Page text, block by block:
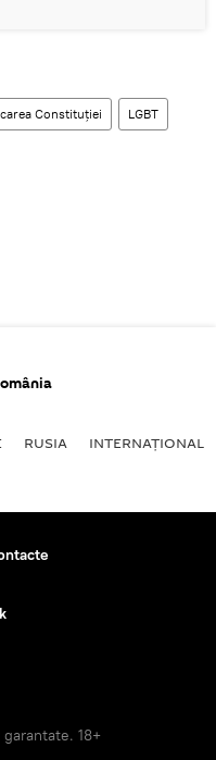
Constituției LGBT
RUSIA INTERNAŢIONAL
18+